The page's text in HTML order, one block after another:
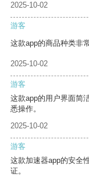
2025-10-02
游客
这款app的商品种类非
2025-10-02
游客
这款app的用户界面简
悉操作。
2025-10-02
游客
这款加速器app的安全
证。